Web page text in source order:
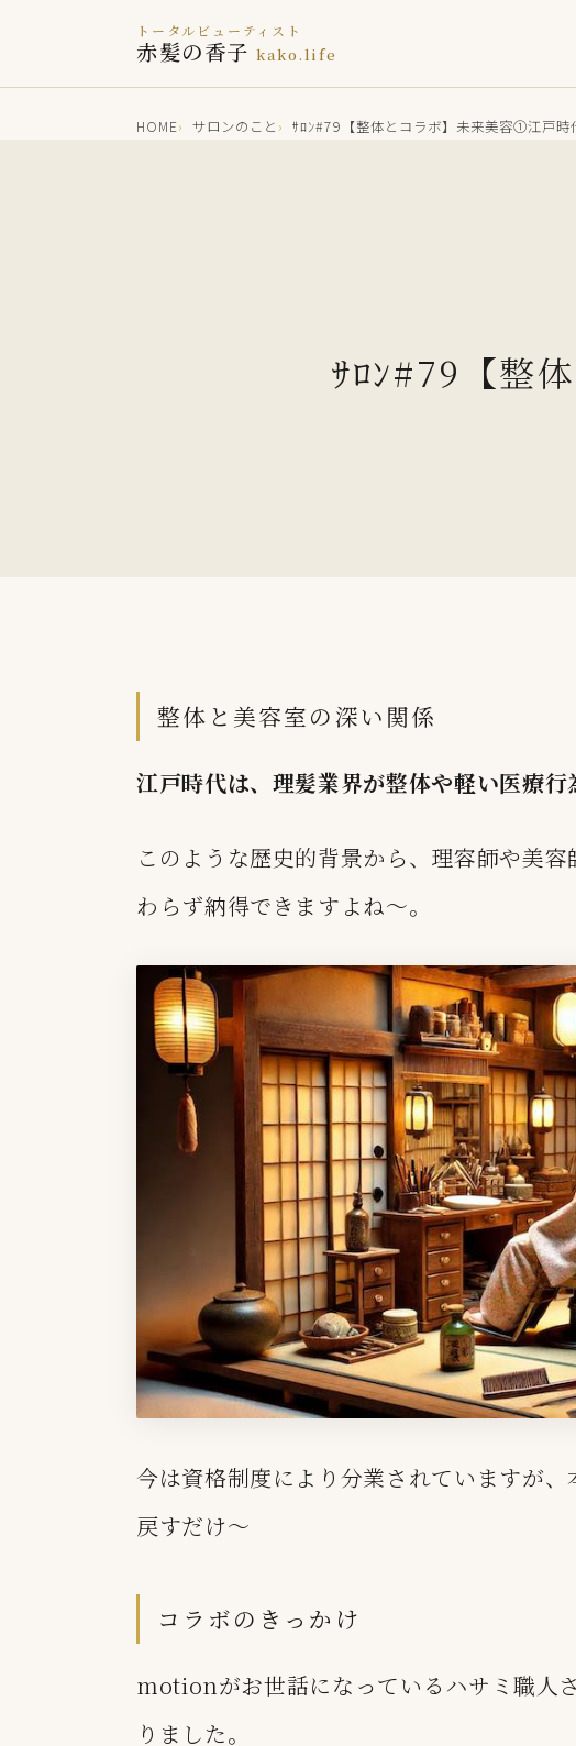
トータルビューティスト
赤髪の香子kako.life
HOME サロンのこと ｻﾛﾝ#79【整体とコラボ】未来美容①江戸時
ｻﾛﾝ#79【整
整体と美容室の深い関係
江戸時代は、理髪業界が整体や軽い医療行
このような歴史的背景から、理容師や美容
わらず納得できますよね〜。
今は資格制度により分業されていますが
戻すだけ〜
コラボのきっかけ
motionがお世話になっているハサミ職人
りました。